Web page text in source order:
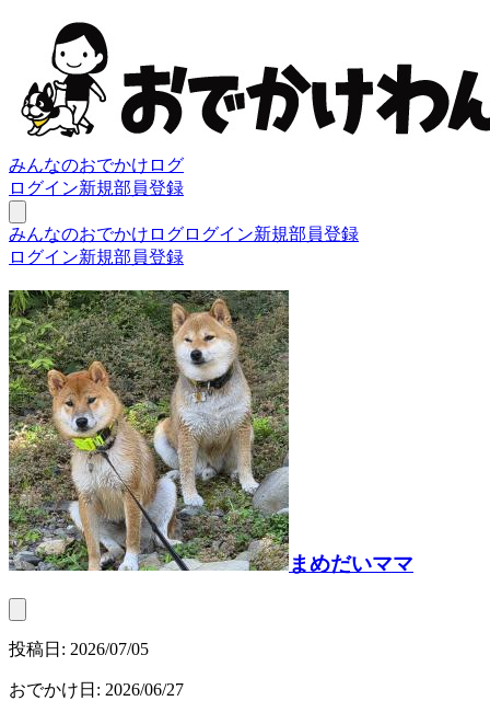
みんなのおでかけログ
ログイン新規部員登録
みんなのおでかけログログイン新規部員登録
ログイン新規部員登録
まめだいママ
投稿日: 2026/07/05
おでかけ日 : 2026/06/27